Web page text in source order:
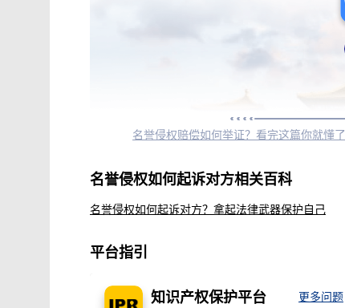
名誉侵权赔偿如何举证？看完这篇你就懂了
名誉侵权如何起诉对方相关百科
名誉侵权如何起诉对方？拿起法律武器保护自己
平台指引
知识产权保护平台 更多问题